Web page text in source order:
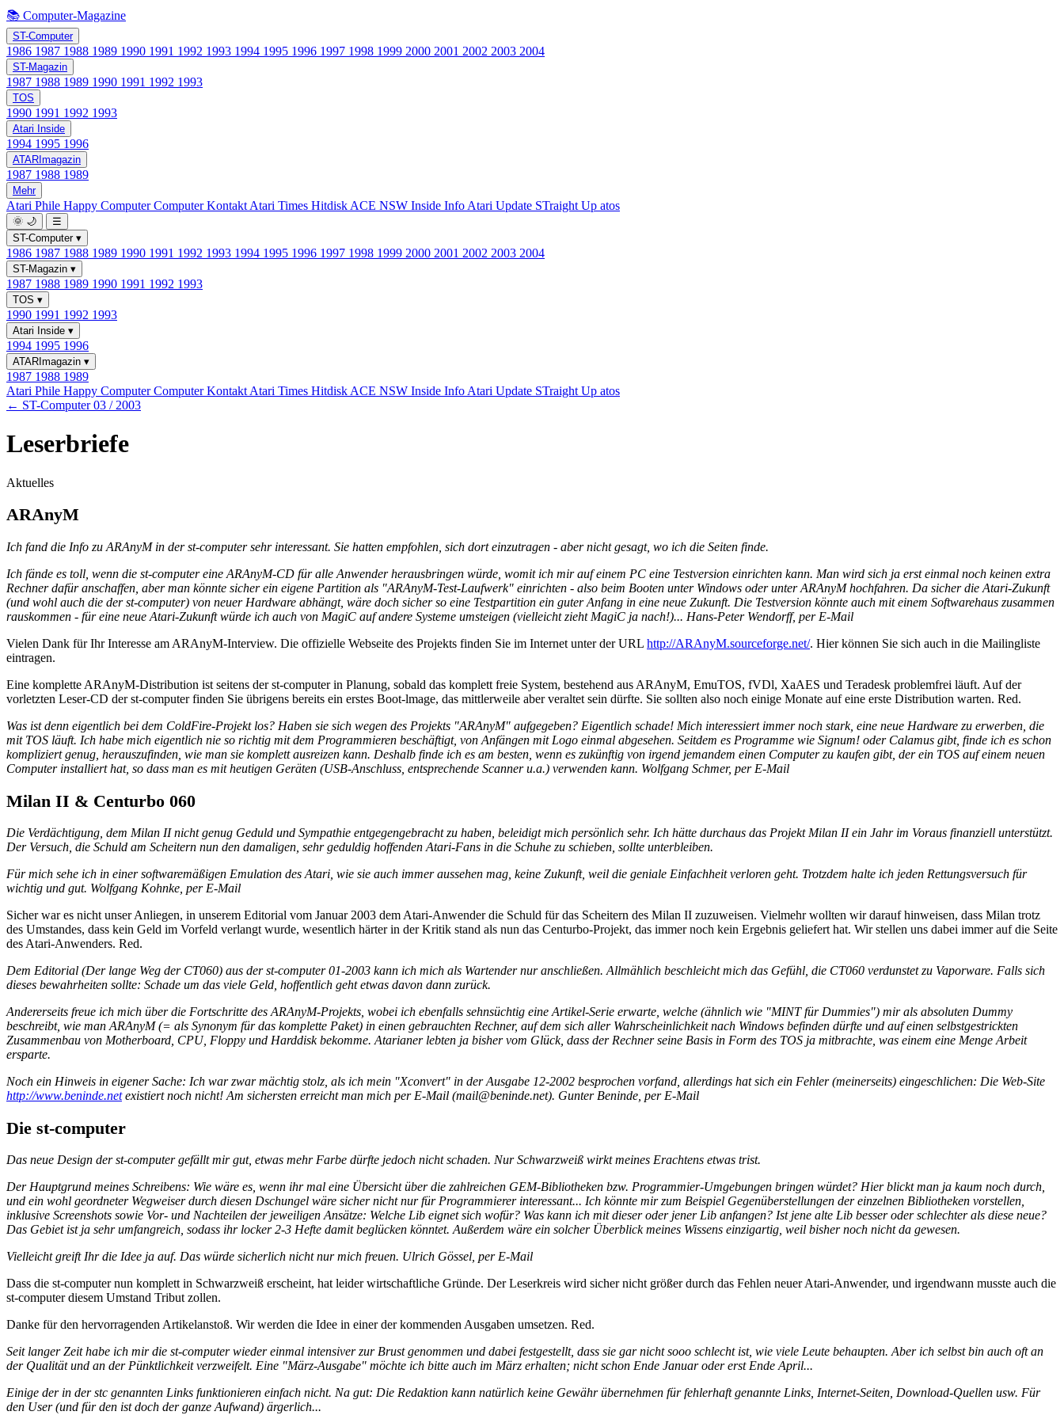
📚 Computer-Magazine
ST-Computer
1986 1987 1988 1989 1990 1991 1992 1993 1994 1995 1996 1997 1998 1999 2000 2001 2002 2003 2004
ST-Magazin
1987 1988 1989 1990 1991 1992 1993
TOS
1990 1991 1992 1993
Atari Inside
1994 1995 1996
ATARImagazin
1987 1988 1989
Mehr
Atari Phile Happy ComputerComputer Kontakt Atari Times Hitdisk ACE NSW Inside Info Atari Update STraight Up atos
🌞 🌙
☰
ST-Computer ▾
1986 1987 1988 1989 1990 1991 1992 1993 1994 1995 1996 1997 1998 1999 2000 2001 2002 2003 2004
ST-Magazin ▾
1987 1988 1989 1990 1991 1992 1993
TOS ▾
1990 1991 1992 1993
Atari Inside ▾
1994 1995 1996
ATARImagazin ▾
1987 1988 1989
Atari Phile Happy ComputerComputer Kontakt Atari Times Hitdisk ACE NSW Inside Info Atari Update STraight Up atos
← ST-Computer 03 / 2003
Leserbriefe
Aktuelles
ARAnyM
Ich fand die Info zu ARAnyM in der st-computer sehr interessant. Sie hatten empfohlen, sich dort einzutragen - aber nicht gesagt, wo ich die Seiten finde.
Ich fände es toll, wenn die st-computer eine ARAnyM-CD für alle Anwender herausbringen würde, womit ich mir auf einem PC eine Testversion einrichten kann. Man wird sich ja erst einmal noch keinen extra
Rechner dafür anschaffen, aber man könnte sicher ein eigene Partition als "ARAnyM-Test-Laufwerk" einrichten - also beim Booten unter Windows oder unter ARAnyM hochfahren. Da sicher die Atari-Zukunft
(und wohl auch die der st-computer) von neuer Hardware abhängt, wäre doch sicher so eine Testpartition ein guter Anfang in eine neue Zukunft. Die Testversion könnte auch mit einem Softwarehaus zusammen
rauskommen - für eine neue Atari-Zukunft würde ich auch von MagiC auf andere Systeme umsteigen (vielleicht zieht MagiC ja nach!)... Hans-Peter Wendorff, per E-Mail
Vielen Dank für Ihr Interesse am ARAnyM-Interview. Die offizielle Webseite des Projekts finden Sie im Internet unter der URL http://ARAnyM.sourceforge.net/. Hier können Sie sich auch in die Mailingliste
eintragen.
Eine komplette ARAnyM-Distribution ist seitens der st-computer in Planung, sobald das komplett freie System, bestehend aus ARAnyM, EmuTOS, fVDl, XaAES und Teradesk problemfrei läuft. Auf der
vorletzten Leser-CD der st-computer finden Sie übrigens bereits ein erstes Boot-lmage, das mittlerweile aber veraltet sein dürfte. Sie sollten also noch einige Monate auf eine erste Distribution warten. Red.
Was ist denn eigentlich bei dem ColdFire-Projekt los? Haben sie sich wegen des Projekts "ARAnyM" aufgegeben? Eigentlich schade! Mich interessiert immer noch stark, eine neue Hardware zu erwerben, die
mit TOS läuft. Ich habe mich eigentlich nie so richtig mit dem Programmieren beschäftigt, von Anfängen mit Logo einmal abgesehen. Seitdem es Programme wie Signum! oder Calamus gibt, finde ich es schon
kompliziert genug, herauszufinden, wie man sie komplett ausreizen kann. Deshalb finde ich es am besten, wenn es zukünftig von irgend jemandem einen Computer zu kaufen gibt, der ein TOS auf einem neuen
Computer installiert hat, so dass man es mit heutigen Geräten (USB-Anschluss, entsprechende Scanner u.a.) verwenden kann. Wolfgang Schmer, per E-Mail
Milan II & Centurbo 060
Die Verdächtigung, dem Milan II nicht genug Geduld und Sympathie entgegengebracht zu haben, beleidigt mich persönlich sehr. Ich hätte durchaus das Projekt Milan II ein Jahr im Voraus finanziell unterstützt.
Der Versuch, die Schuld am Scheitern nun den damaligen, sehr geduldig hoffenden Atari-Fans in die Schuhe zu schieben, sollte unterbleiben.
Für mich sehe ich in einer softwaremäßigen Emulation des Atari, wie sie auch immer aussehen mag, keine Zukunft, weil die geniale Einfachheit verloren geht. Trotzdem halte ich jeden Rettungsversuch für
wichtig und gut. Wolfgang Kohnke, per E-Mail
Sicher war es nicht unser Anliegen, in unserem Editorial vom Januar 2003 dem Atari-Anwender die Schuld für das Scheitern des Milan II zuzuweisen. Vielmehr wollten wir darauf hinweisen, dass Milan trotz
des Umstandes, dass kein Geld im Vorfeld verlangt wurde, wesentlich härter in der Kritik stand als nun das Centurbo-Projekt, das immer noch kein Ergebnis geliefert hat. Wir stellen uns dabei immer auf die Seite
des Atari-Anwenders. Red.
Dem Editorial (Der lange Weg der CT060) aus der st-computer 01-2003 kann ich mich als Wartender nur anschließen. Allmählich beschleicht mich das Gefühl, die CT060 verdunstet zu Vaporware. Falls sich
dieses bewahrheiten sollte: Schade um das viele Geld, hoffentlich geht etwas davon dann zurück.
Andererseits freue ich mich über die Fortschritte des ARAnyM-Projekts, wobei ich ebenfalls sehnsüchtig eine Artikel-Serie erwarte, welche (ähnlich wie "MINT für Dummies") mir als absoluten Dummy
beschreibt, wie man ARAnyM (= als Synonym für das komplette Paket) in einen gebrauchten Rechner, auf dem sich aller Wahrscheinlichkeit nach Windows befinden dürfte und auf einen selbstgestrickten
Zusammenbau von Motherboard, CPU, Floppy und Harddisk bekomme. Atarianer lebten ja bisher vom Glück, dass der Rechner seine Basis in Form des TOS ja mitbrachte, was einem eine Menge Arbeit
ersparte.
Noch ein Hinweis in eigener Sache: Ich war zwar mächtig stolz, als ich mein "Xconvert" in der Ausgabe 12-2002 besprochen vorfand, allerdings hat sich ein Fehler (meinerseits) eingeschlichen: Die Web-Site
http://www.beninde.netexistiert noch nicht! Am sichersten erreicht man mich per E-Mail (mail@beninde.net). Gunter Beninde, per E-Mail
Die st-computer
Das neue Design der st-computer gefällt mir gut, etwas mehr Farbe dürfte jedoch nicht schaden. Nur Schwarzweiß wirkt meines Erachtens etwas trist.
Der Hauptgrund meines Schreibens: Wie wäre es, wenn ihr mal eine Übersicht über die zahlreichen GEM-Bibliotheken bzw. Programmier-Umgebungen bringen würdet? Hier blickt man ja kaum noch durch,
und ein wohl geordneter Wegweiser durch diesen Dschungel wäre sicher nicht nur für Programmierer interessant... Ich könnte mir zum Beispiel Gegenüberstellungen der einzelnen Bibliotheken vorstellen,
inklusive Screenshots sowie Vor- und Nachteilen der jeweiligen Ansätze: Welche Lib eignet sich wofür? Was kann ich mit dieser oder jener Lib anfangen? Ist jene alte Lib besser oder schlechter als diese neue?
Das Gebiet ist ja sehr umfangreich, sodass ihr locker 2-3 Hefte damit beglücken könntet. Außerdem wäre ein solcher Überblick meines Wissens einzigartig, weil bisher noch nicht da gewesen.
Vielleicht greift Ihr die Idee ja auf. Das würde sicherlich nicht nur mich freuen. Ulrich Gössel, per E-Mail
Dass die st-computer nun komplett in Schwarzweiß erscheint, hat leider wirtschaftliche Gründe. Der Leserkreis wird sicher nicht größer durch das Fehlen neuer Atari-Anwender, und irgendwann musste auch die
st-computer diesem Umstand Tribut zollen.
Danke für den hervorragenden Artikelanstoß. Wir werden die Idee in einer der kommenden Ausgaben umsetzen. Red.
Seit langer Zeit habe ich mir die st-computer wieder einmal intensiver zur Brust genommen und dabei festgestellt, dass sie gar nicht sooo schlecht ist, wie viele Leute behaupten. Aber ich selbst bin auch oft an
der Qualität und an der Pünktlichkeit verzweifelt. Eine "März-Ausgabe" möchte ich bitte auch im März erhalten; nicht schon Ende Januar oder erst Ende April...
Einige der in der stc genannten Links funktionieren einfach nicht. Na gut: Die Redaktion kann natürlich keine Gewähr übernehmen für fehlerhaft genannte Links, Internet-Seiten, Download-Quellen usw. Für
den User (und für den ist doch der ganze Aufwand) ärgerlich...